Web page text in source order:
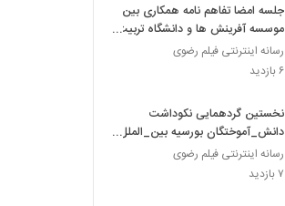
جلسه امضا تفاهم نامه همکاری بین
موسسه آفرینش ها و دانشگاه تربیت
مدرس
رسانه اینترنتی فیلم رضوی
۶ بازدید
نخستین گردهمایی نکوداشت
دانش_آموختگان بورسیه بین_الملل
دانشگاه_های کل کشور
رسانه اینترنتی فیلم رضوی
۷ بازدید